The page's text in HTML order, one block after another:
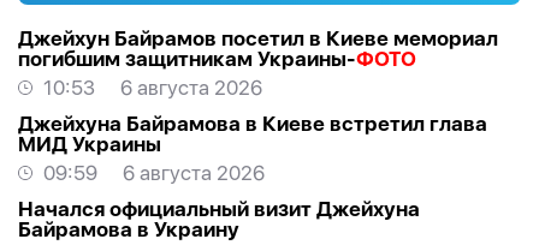
Джейхун Байрамов посетил в Киеве мемориал
погибшим защитникам Украины-ФОТО
10:53
6 августа 2026
Джейхуна Байрамова в Киеве встретил глава
МИД Украины
09:59
6 августа 2026
Начался официальный визит Джейхуна
Байрамова в Украину